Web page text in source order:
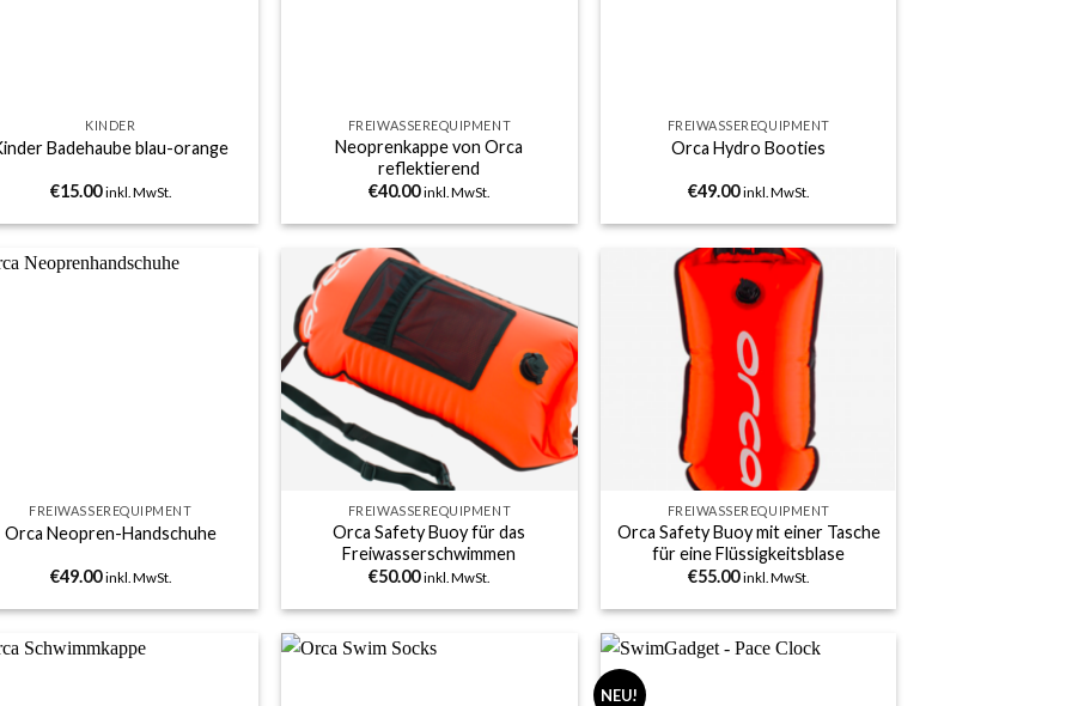
KINDER
Badehaube blau-orange
€15.00 inkl. MwSt.
FREIWASSEREQUIPMENT
Neoprenkappe von Orca
reflektierend
€40.00 inkl. MwSt.
FREIWASSEREQUIPMENT
Orca Hydro Booties
€49.00 inkl. MwSt.
FREIWASSEREQUIPMENT
Orca Neopren-Handschuhe
€49.00 inkl. MwSt.
Add to
wishlist
FREIWASSEREQUIPMENT
Orca Safety Buoy für das
Freiwasserschwimmen
€50.00 inkl. MwSt.
FREIWASSEREQUIPMENT
Orca Safety Buoy mit einer Tasche
für eine Flüssigkeitsblase
€55.00 inkl. MwSt.
NEU!